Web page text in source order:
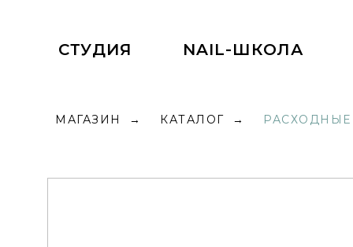
СТУДИЯ NAIL-ШКОЛА
МАГАЗИН → КАТАЛОГ →